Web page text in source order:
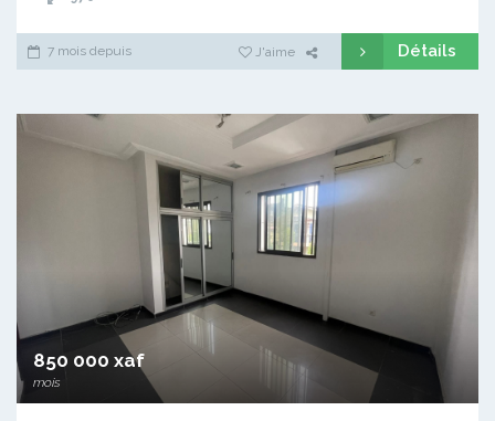
7 mois depuis J'aime Détails
850 000 xaf
mois